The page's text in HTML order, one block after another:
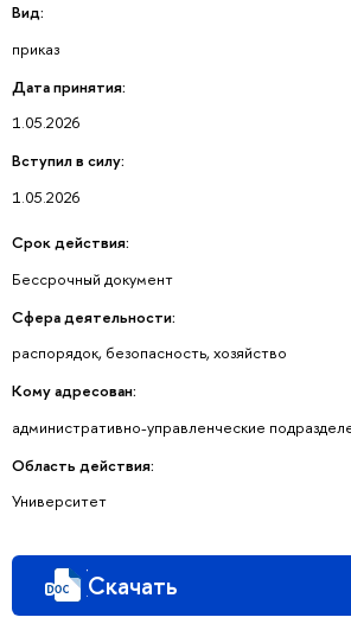
Вид:
приказ
Дата принятия:
1.05.2026
Вступил в силу:
1.05.2026
Срок действия:
Бессрочный документ
Сфера деятельности:
распорядок, безопасность, хозяйство
Кому адресован:
административно-управленческие
Область действия:
Университет
Скачать